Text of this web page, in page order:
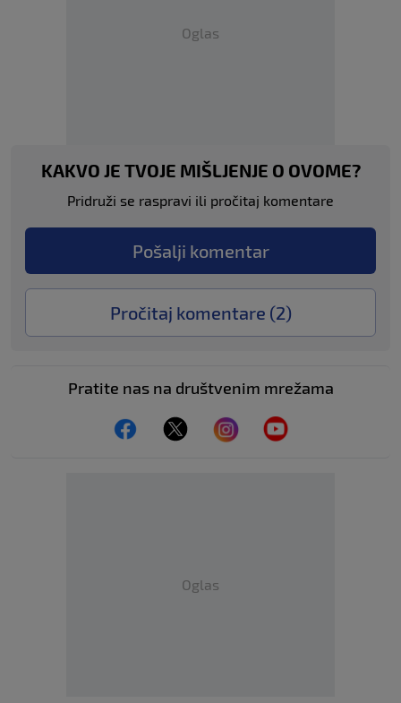
Oglas
KAKVO JE TVOJE MIŠLJENJE O OVOME?
Pridruži se raspravi ili pročitaj komentare
Pošalji komentar
Pročitaj komentare (2)
Pratite nas na društvenim mrežama
Oglas